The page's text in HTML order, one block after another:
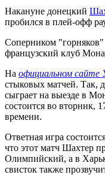
Накануне донецкий
пробился в плей-офф
Соперником "горняков"
французский клуб
На официальном
стыковых матчей. Так,
сыграет на выезде в
состоится во вторник,
времени.
Ответная игра
что этот матч Шахтер
Олимпийский, а в
свисток также